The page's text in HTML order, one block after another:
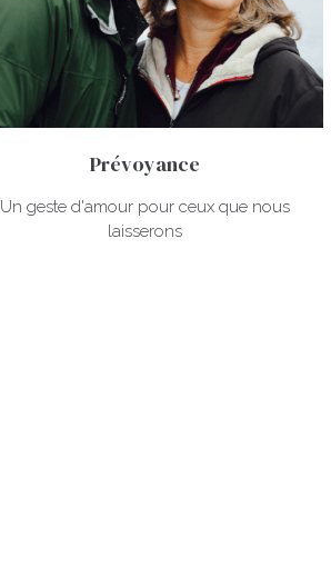
Prévoyance
Un geste d'amour pour ceux que nous
laisserons